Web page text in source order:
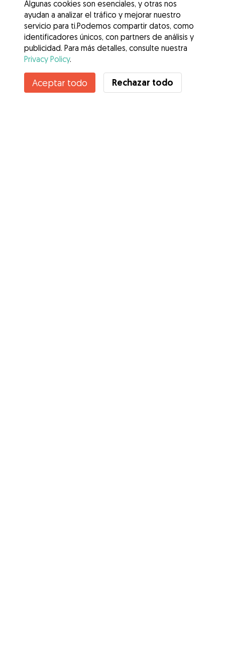
Contacta con Katiuska
¿Conoces los Beneficios de Gudog? Ver más
Algunas cookies son esenciales, y otras nos
ayudan a analizar el tráfico y mejorar nuestro
servicio para ti.Podemos compartir datos, como
identificadores únicos, con partners de análisis y
publicidad. Para más detalles, consulte nuestra
Privacy Policy.
Aceptar todo Rechazar todo